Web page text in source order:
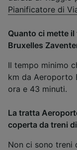
Pianificatore di
Quanto ci mette
Bruxelles
Il tempo minimo
km da Aeroporto
ora e 43 minuti.
La tratta
coperta da treni
Non ci sono treni